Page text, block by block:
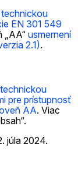
technickou
EN 301 549
„AA“ usmernení
2.1).
technickou
pre prístupnosť
AA. Viac
júla 2024.